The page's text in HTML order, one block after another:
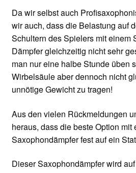
Da wir selbst auch
wir auch, dass die Belastung auf
Schultern des Spielers mit einem
Dämpfer gleichzeitig nicht sehr
man nur eine halbe Stunde üben
Wirbelsäule aber dennoch nicht
unnötige Gewicht zu tragen!
Aus den vielen Rückmeldungen
heraus, dass die beste Option mit
Saxophondämpfer fest auf ein
Dieser Saxophondämpfer wird